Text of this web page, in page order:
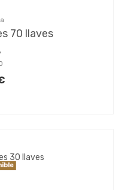
70 llaves